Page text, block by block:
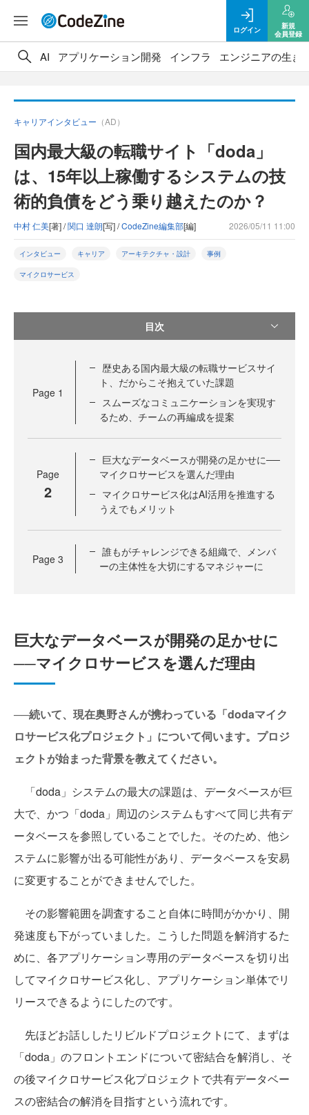
ログイン
新規
会員登録
AI アプリケーション開発 インフラ エンジニアの生き
キャリアインタビュー （AD）
国内最大級の転職サイト「doda」
は、15年以上稼働するシステムの技
術的負債をどう乗り越えたのか？
中村 仁美[著] /関口 達朗[写] /CodeZine編集部[編] 2026/05/11 11:00
インタビュー キャリア アーキテクチャ・設計 事例
マイクロサービス
目次
Page 1
歴史ある国内最大級の転職サービスサイ
ト、だからこそ抱えていた課題
スムーズなコミュニケーションを実現す
るため、チームの再編成を提案
Page
2
巨大なデータベースが開発の足かせに──
マイクロサービスを選んだ理由
マイクロサービス化はAI活用を推進する
うえでもメリット
Page 3
誰もがチャレンジできる組織で、メンバ
ーの主体性を大切にするマネジャーに
巨大なデータベースが開発の足かせに
──マイクロサービスを選んだ理由
──続いて、現在奥野さんが携わっている「dodaマイク
ロサービス化プロジェクト」について伺います。プロジ
ェクトが始まった背景を教えてください。
「doda」システムの最大の課題は、データベースが巨
大で、かつ「doda」周辺のシステムもすべて同じ共有デ
ータベースを参照していることでした。そのため、他シ
ステムに影響が出る可能性があり、データベースを安易
に変更することができませんでした。
その影響範囲を調査すること自体に時間がかかり、開
発速度も下がっていました。こうした問題を解消するた
めに、各アプリケーション専用のデータベースを切り出
してマイクロサービス化し、アプリケーション単体でリ
リースできるようにしたのです。
先ほどお話ししたリビルドプロジェクトにて、まずは
「doda」のフロントエンドについて密結合を解消し、そ
の後マイクロサービス化プロジェクトで共有データベー
スの密結合の解消を目指すという流れです。